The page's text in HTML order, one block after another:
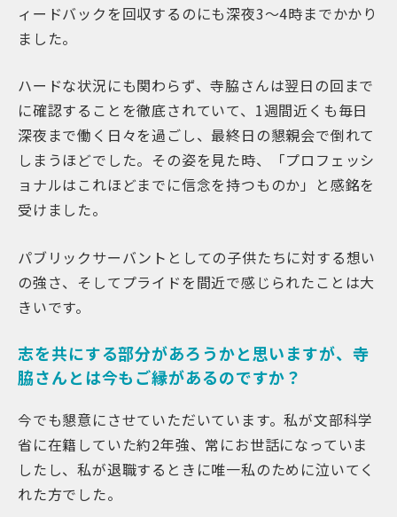
ィードバックを回収するのにも深夜3〜4時までかかり
ました。
ハードな状況にも関わらず、寺脇さんは翌日の回まで
に確認することを徹底されていて、1週間近くも毎日
深夜まで働く日々を過ごし、最終日の懇親会で倒れて
しまうほどでした。その姿を見た時、「プロフェッシ
ョナルはこれほどまでに信念を持つものか」と感銘を
受けました。
パブリックサーバントとしての子供たちに対する想い
の強さ、そしてプライドを間近で感じられたことは大
きいです。
志を共にする部分があろうかと思いますが、寺
脇さんとは今もご縁があるのですか？
今でも懇意にさせていただいています。私が文部科学
省に在籍していた約2年強、常にお世話になっていま
したし、私が退職するときに唯一私のために泣いてく
れた方でした。